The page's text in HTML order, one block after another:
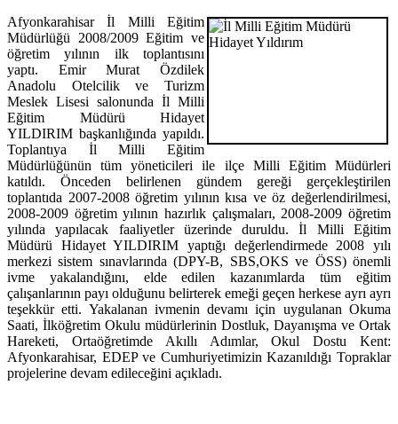
Afyonkarahisar İl Milli Eğitim
Müdürlüğü 2008/2009 Eğitim ve
öğretim yılının ilk toplantısını
yaptı. Emir Murat Özdilek
Anadolu Otelcilik ve Turizm
Meslek Lisesi salonunda İl Milli
Eğitim Müdürü Hidayet
YILDIRIM başkanlığında yapıldı.
Toplantıya İl Milli Eğitim
Müdürlüğünün tüm yöneticileri ile ilçe Milli Eğitim Müdürleri
katıldı. Önceden belirlenen gündem gereği gerçekleştirilen
toplantıda 2007-2008 öğretim yılının kısa ve öz değerlendirilmesi,
2008-2009 öğretim yılının hazırlık çalışmaları, 2008-2009 öğretim
yılında yapılacak faaliyetler üzerinde duruldu. İl Milli Eğitim
Müdürü Hidayet YILDIRIM yaptığı değerlendirmede 2008 yılı
merkezi sistem sınavlarında (DPY-B, SBS,OKS ve ÖSS) önemli
ivme yakalandığını, elde edilen kazanımlarda tüm eğitim
çalışanlarının payı olduğunu belirterek emeği geçen herkese ayrı ayrı
teşekkür etti. Yakalanan ivmenin devamı için uygulanan Okuma
Saati, İlköğretim Okulu müdürlerinin Dostluk, Dayanışma ve Ortak
Hareketi, Ortaöğretimde Akıllı Adımlar, Okul Dostu Kent:
Afyonkarahisar, EDEP ve Cumhuriyetimizin Kazanıldığı Topraklar
projelerine devam edileceğini açıkladı.